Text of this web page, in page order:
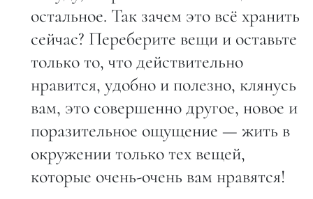
остальное. Так зачем это всё хранить
сейчас? Переберите вещи и оставьте
только то, что действительно
нравится, удобно и полезно, клянусь
вам, это совершенно другое, новое и
поразительное ощущение — жить в
окружении только тех вещей,
которые очень-очень вам нравятся!